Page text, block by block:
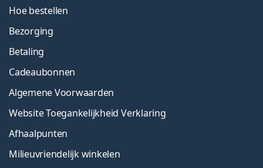
Hoe bestellen
Bezorging
Betaling
Cadeaubonnen
Algemene Voorwaarden
Website Toegankelijkheid Verklaring
Afhaalpunten
Milieuvriendelijk winkelen